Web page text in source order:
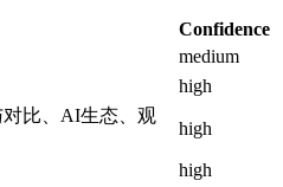
Confidence
medium
high
比、AI生态、观
high
high